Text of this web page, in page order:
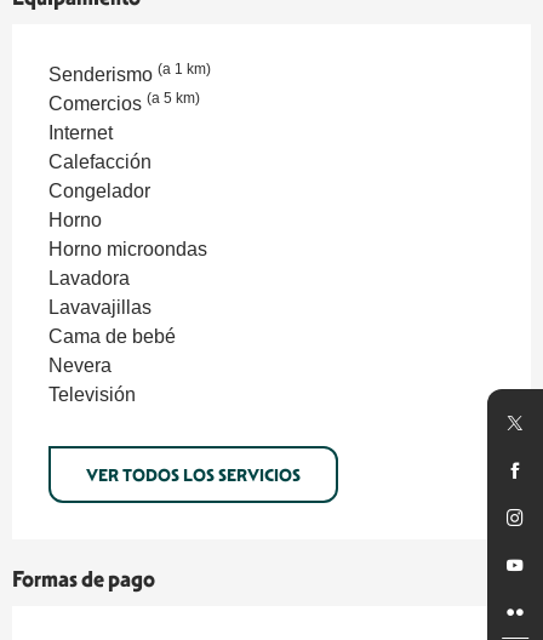
Senderismo (a 1 km)
Comercios (a 5 km)
Internet
Calefacción
Congelador
Horno
Horno microondas
Lavadora
Lavavajillas
Cama de bebé
Nevera
Televisión
VER TODOS LOS SERVICIOS
Formas de pago